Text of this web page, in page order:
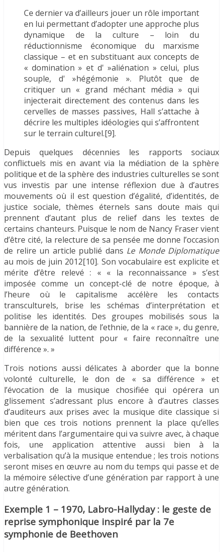
Ce dernier va d’ailleurs jouer un rôle important
en lui permettant d’adopter une approche plus
dynamique de la culture – loin du
réductionnisme économique du marxisme
classique – et en substituant aux concepts de
« domination » et d' »aliénation » celui, plus
souple, d' »hégémonie ». Plutôt que de
critiquer un « grand méchant média » qui
injecterait directement des contenus dans les
cervelles de masses passives, Hall s’attache à
décrire les multiples idéologies qui s’affrontent
sur le terrain culturel.[9].
Depuis quelques décennies les rapports sociaux
conflictuels mis en avant via la médiation de la sphère
politique et de la sphère des industries culturelles se sont
vus investis par une intense réflexion due à d’autres
mouvements où il est question d’égalité, d’identités, de
justice sociale, thèmes éternels sans doute mais qui
prennent d’autant plus de relief dans les textes de
certains chanteurs. Puisque le nom de Nancy Fraser vient
d’être cité, la relecture de sa pensée me donne l’occasion
de relire un article publié dans Le Monde Diplomatique
au mois de juin 2012[10]. Son vocabulaire est explicite et
mérite d’être relevé : « « la reconnaissance » s’est
imposée comme un concept-clé de notre époque, à
l’heure où le capitalisme accélère les contacts
transculturels, brise les schémas d’interprétation et
politise les identités. Des groupes mobilisés sous la
bannière de la nation, de l’ethnie, de la « race », du genre,
de la sexualité luttent pour « faire reconnaître une
différence ». »
Trois notions aussi délicates à aborder que la bonne
volonté culturelle, le don de « sa différence » et
l’évocation de la musique chosifiée qui opérera un
glissement s’adressant plus encore à d’autres classes
d’auditeurs aux prises avec la musique dite classique si
bien que ces trois notions prennent la place qu’elles
méritent dans l’argumentaire qui va suivre avec, à chaque
fois, une application attentive aussi bien à la
verbalisation qu’à la musique entendue ; les trois notions
seront mises en œuvre au nom du temps qui passe et de
la mémoire sélective d’une génération par rapport à une
autre génération.
Exemple 1 – 1970, Labro-Hallyday : le geste de
reprise symphonique inspiré par la 7e
symphonie de Beethoven